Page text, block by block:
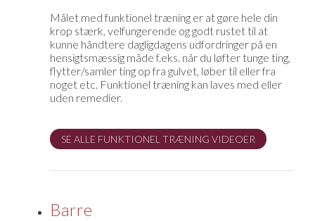
Målet med funktionel træning er at gøre hele din
krop stærk, velfungerende og godt rustet til at
kunne håndtere dagligdagens udfordringer på en
hensigtsmæssig måde f.eks. når du løfter tunge ting,
flytter/samler ting op fra gulvet, løber til eller fra
noget etc. Funktionel træning kan laves med eller
uden remedier.
SE ALLE FUNKTIONEL TRÆNING VIDEOER
Barre